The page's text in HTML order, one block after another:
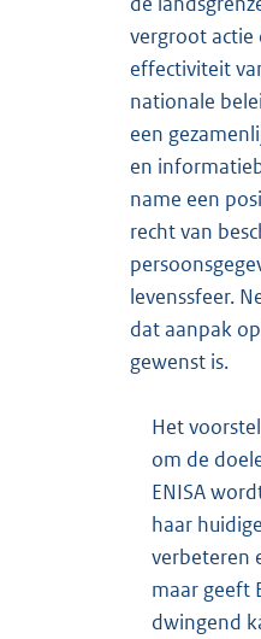
vergroot actie
effectiviteit
nationale
een
en
name een
recht van
levenssfeer.
dat aanpak
gewenst is.
Het
om de
ENISA
haar
verbeteren
maar geeft
dwingend